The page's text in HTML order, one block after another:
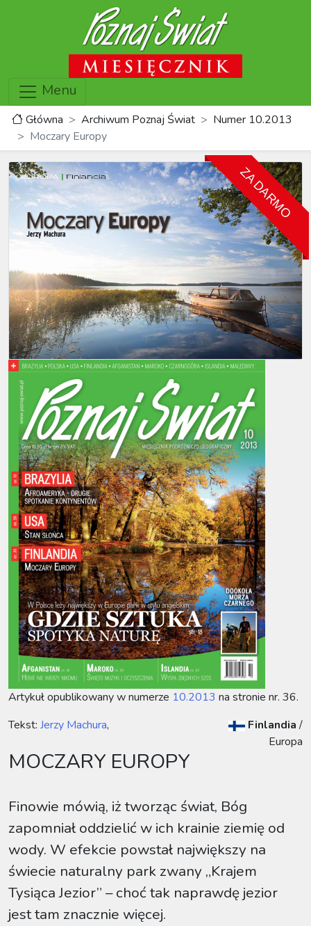
Menu
Główna Archiwum Poznaj Świat
Numer 10.2013
Moczary Europy
ZA DARMO
Artykuł opublikowany w numerze 10.2013 na stronie nr. 36.
Tekst: Jerzy Machura,
MOCZARY EUROPY
Finlandia /
Europa
Finowie mówią, iż tworząc świat, Bóg
zapomniał oddzielić w ich krainie ziemię od
wody. W efekcie powstał największy na
świecie naturalny park zwany „Krajem
Tysiąca Jezior” – choć tak naprawdę jezior
jest tam znacznie więcej.